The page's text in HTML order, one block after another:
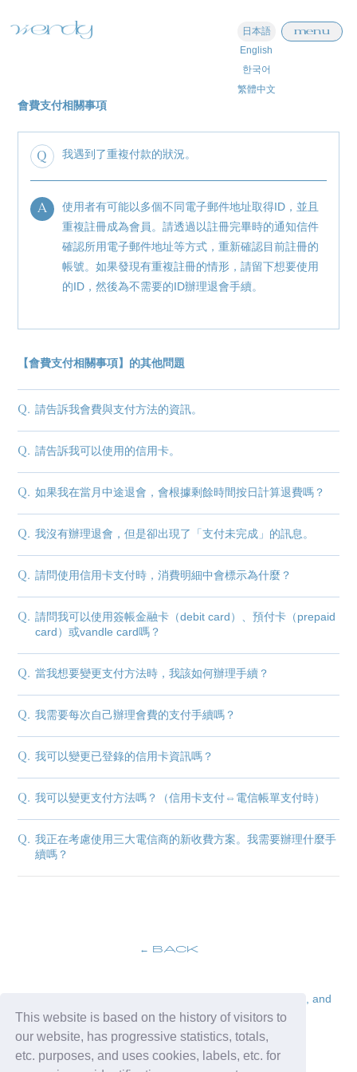
This website is based on the history of visitors to
our website, has progressive statistics, totals,
etc. purposes, and uses cookies, labels, etc. for
日本語
English
한국어
繁體中文
information
schedule
profile
video
discography
Membership Registration
blog
movie
wendy fortune
menu
會費支付相關事項
Q 我遇到了重複付款的狀況。
A
使用者有可能以多個不同電子郵件地址取得ID，並且
重複註冊成為會員。請透過以註冊完畢時的通知信件
確認所用電子郵件地址等方式，重新確認目前註冊的
帳號。如果發現有重複註冊的情形，請留下想要使用
的ID，然後為不需要的ID辦理退會手續。
【會費支付相關事項】的其他問題
Q. 請告訴我會費與支付方法的資訊。
Q. 請告訴我可以使用的信用卡。
Q. 如果我在當月中途退會，會根據剩餘時間按日計算退費嗎？
Q. 我沒有辦理退會，但是卻出現了「支付未完成」的訊息。
Q. 請問使用信用卡支付時，消費明細中會標示為什麼？
Q. 請問我可以使用簽帳金融卡（debit card）、預付卡（prepaid
card）或vandle card嗎？
Q. 當我想要變更支付方法時，我該如何辦理手續？
Q. 我需要每次自己辦理會費的支付手續嗎？
Q. 我可以變更已登錄的信用卡資訊嗎？
Q. 我可以變更支付方法嗎？（信用卡支付⇔電信帳單支付時）
Q. 我正在考慮使用三大電信商的新收費方案。我需要辦理什麼手
續嗎？
BACK
The problem of unsolvable problems in the upper ranks, and
the use of lower connections.
Yuko Ren connection with us